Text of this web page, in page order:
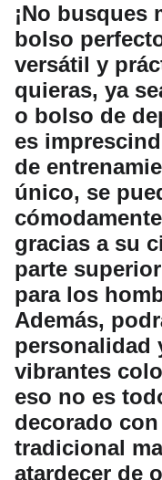
¡No busques
bolso
versátil y
quieras, ya
o bolso de
es
de
único, se
gracias a su
parte
para los
Además,
personalidad
vibrantes
eso no es
decorado
tradicional
atardecer de